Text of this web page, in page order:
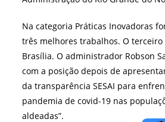
Na categoria Práticas Inovadoras
três melhores trabalhos. O
Brasília. O administrador Robson
com a posição depois de
da transparência SESAI para
pandemia de covid-19 nas
aldeadas”.